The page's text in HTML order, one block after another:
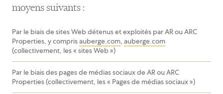
moyens suivants :
Par le biais de sites Web détenus et exploités par AR ou ARC
Properties, y compris auberge.com, auberge.com
(collectivement, les « sites Web »)
Par le biais des pages de médias sociaux de AR ou ARC
Properties (collectivement, les « Pages de médias sociaux »)